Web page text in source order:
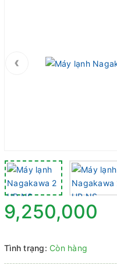
‹
9,250,000
Tình trạng: Còn hàng